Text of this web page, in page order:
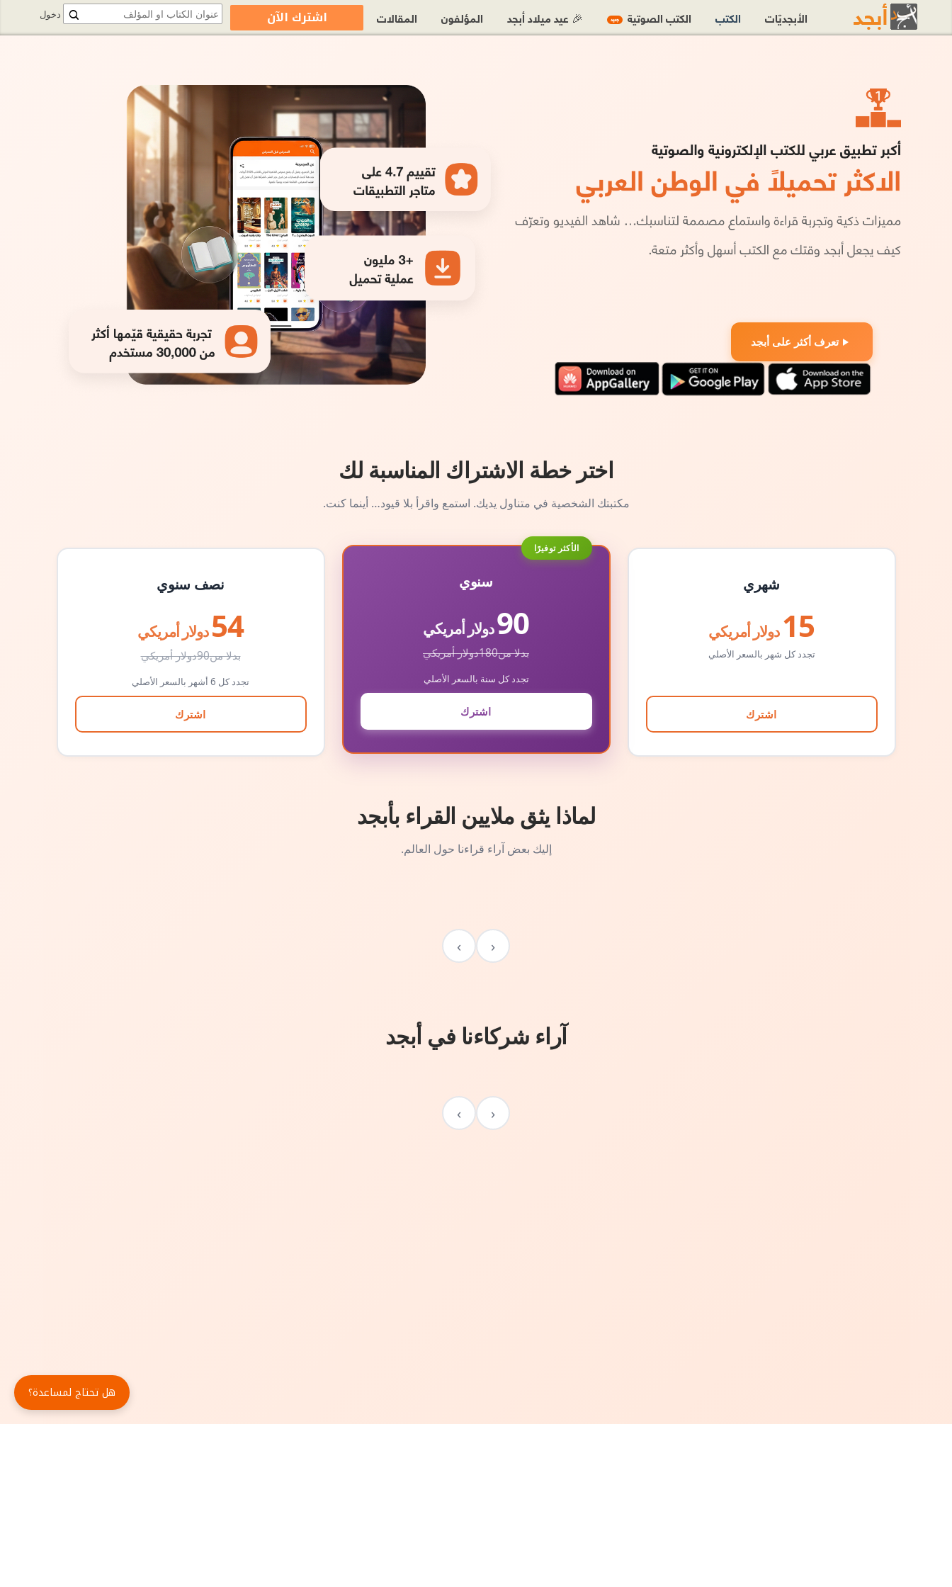
تعرف أكثر على أبجد
اختر خطة الاشتراك المناسبة لك
مكتبتك الشخصية في متناول يديك. استمع واقرأ بلا قيود… أينما كنت.
شهري
15 دولار أمريكي
تجدد كل شهر بالسعر الأصلي
اشترك
الأكثر توفيرًا
سنوي
90دولار أمريكي
بدلا من180دولار أمريكي
تجدد كل سنة بالسعر الأصلي
اشترك
نصف سنوي
54 دولار أمريكي
بدلا من90دولار أمريكي
تجدد كل 6 أشهر بالسعر الأصلي
اشترك
لماذا يثق ملايين القراء بأبجد
إليك بعض آراء قراءنا حول العالم.
‹
›
آراء شركاءنا في أبجد
‹
›
دخول الأبجديّات الكتب الكتب الصوتية جديد 🎉 عيد ميلاد أبجد المؤلفون المقالات اشترك الآن
هل تحتاج لمساعدة؟